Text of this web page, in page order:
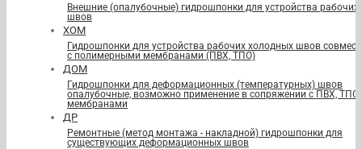
Внешние (опалубочные) гидрошпонки для устройства рабочих
швов
ХОМ
Гидрошпонки для устройства рабочих холодных швов
с полимерными мембранами (ПВХ, ТПО)
ДОМ
Гидрошпонки для деформационных (температурных) швов
опалубочные, возможно применение в сопряжении с ПВХ, ТПО
мембранами
ДР
Ремонтные (метод монтажа - накладной) гидрошпонки для
существующих деформационных швов